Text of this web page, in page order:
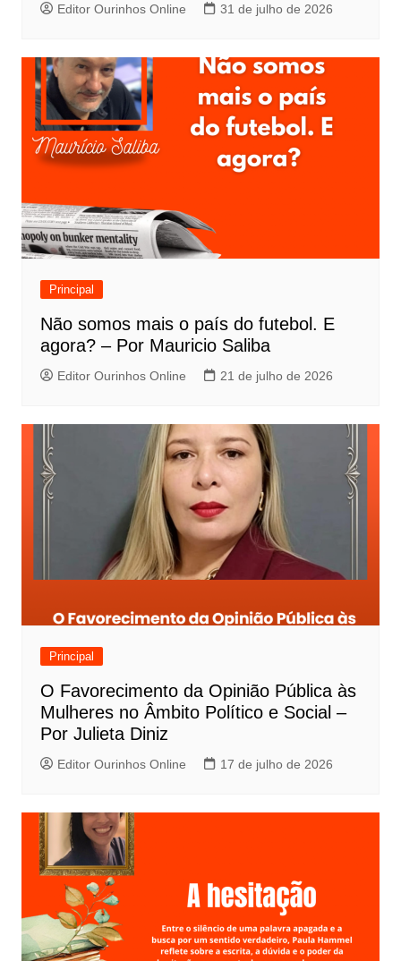
Editor Ourinhos Online 31 de julho de 2026
Principal
Não somos mais o país do futebol. E
agora? – Por Mauricio Saliba
Editor Ourinhos Online 21 de julho de 2026
Principal
O Favorecimento da Opinião Pública às
Mulheres no Âmbito Político e Social –
Por Julieta Diniz
Editor Ourinhos Online 17 de julho de 2026